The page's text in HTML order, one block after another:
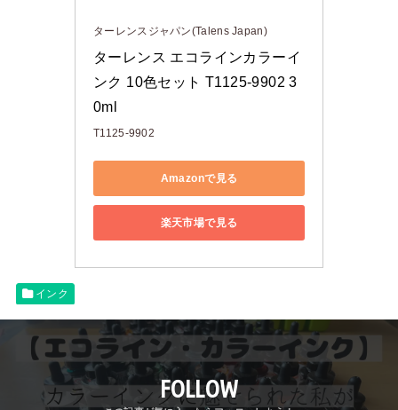
ターレンスジャパン(Talens Japan)
ターレンス エコラインカラーイ
ンク 10色セット T1125-9902 3
0ml
T1125-9902
Amazonで見る
楽天市場で見る
インク
FOLLOW